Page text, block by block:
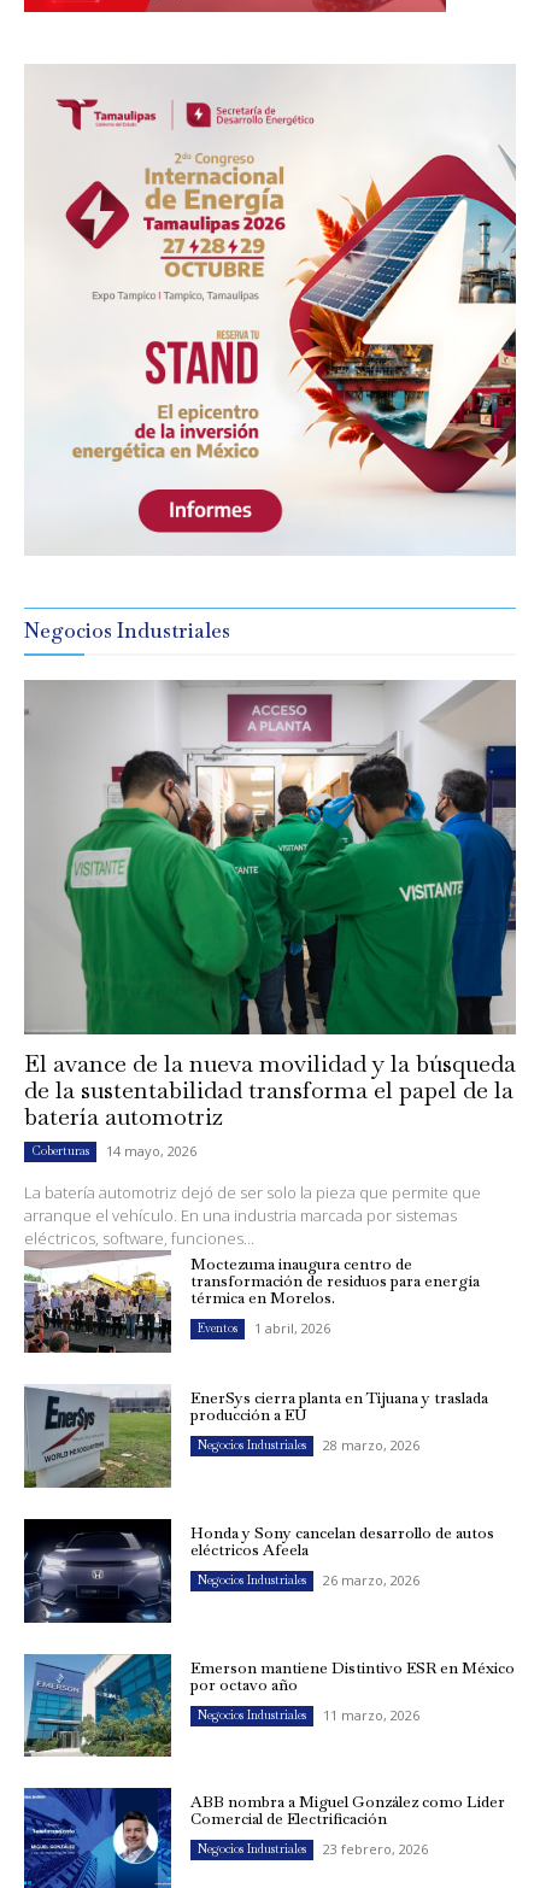
Negocios Industriales
El avance de la nueva movilidad y la búsqueda
de la sustentabilidad transforma el papel de la
batería automotriz
Coberturas 14 mayo, 2026
La batería automotriz dejó de ser solo la pieza que permite que
arranque el vehículo. En una industria marcada por sistemas
eléctricos, software, funciones...
Moctezuma inaugura centro de
transformación de residuos para energía
térmica en Morelos.
Eventos 1 abril, 2026
EnerSys cierra planta en Tijuana y traslada
producción a EU
Negocios Industriales 28 marzo, 2026
Honda y Sony cancelan desarrollo de autos
eléctricos Afeela
Negocios Industriales 26 marzo, 2026
Emerson mantiene Distintivo ESR en México
por octavo año
Negocios Industriales 11 marzo, 2026
ABB nombra a Miguel González como Líder
Comercial de Electrificación
Negocios Industriales 23 febrero, 2026